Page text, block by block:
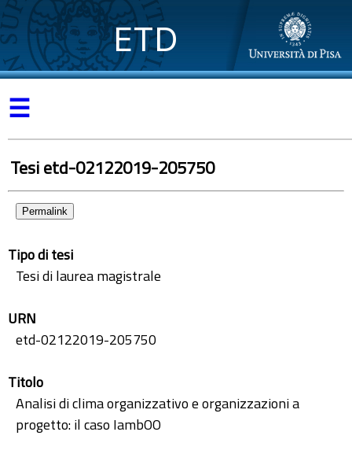
ETD
☰
Tesi etd-02122019-205750
Permalink
Tipo di tesi
Tesi di laurea magistrale
URN
etd-02122019-205750
Titolo
Analisi di clima organizzativo e organizzazioni a
progetto: il caso IambOO